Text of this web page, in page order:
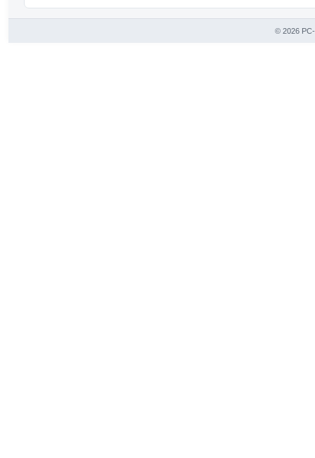
© 2026